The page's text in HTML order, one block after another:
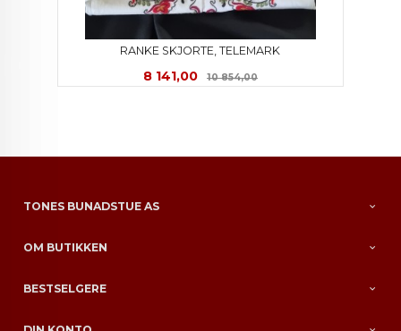
RANKE SKJORTE, TELEMARK
Tilbud
8 141,00 10 854,00Rabatt
TONES BUNADSTUE AS
OM BUTIKKEN
BESTSELGERE